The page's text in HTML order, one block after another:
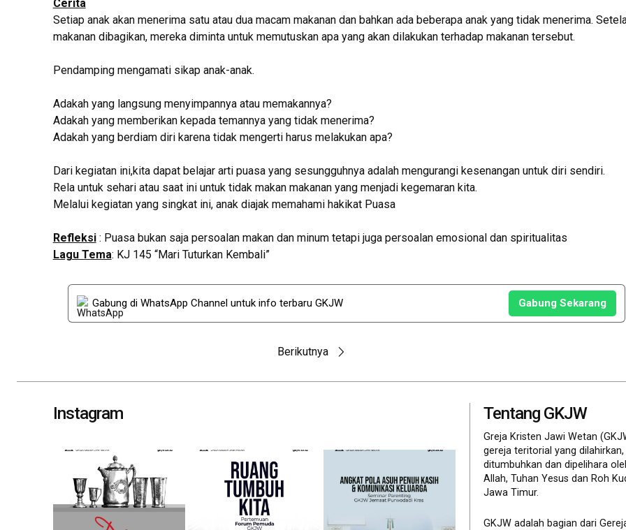
Cerita
Setiap anak akan menerima satu atau dua macam makanan dan bahkan ada beberapa anak yang tidak menerima.
makanan dibagikan, mereka diminta untuk memutuskan apa yang akan dilakukan terhadap makanan tersebut.
Pendamping mengamati sikap anak-anak.
Adakah yang langsung menyimpannya atau memakannya?
Adakah yang memberikan kepada temannya yang tidak menerima?
Adakah yang berdiam diri karena tidak mengerti harus melakukan apa?
Dari kegiatan ini,kita dapat belajar arti puasa yang sesungguhnya adalah mengurangi kesenangan untuk diri sendiri.
Rela untuk sehari atau saat ini untuk tidak makan makanan yang menjadi kegemaran kita.
Melalui kegiatan yang singkat ini, anak diajak memahami hakikat Puasa
Refleksi: Puasa bukan saja persoalan makan dan minum tetapi juga persoalan emosional dan spiritualitas
Lagu Tema: KJ 145 “Mari Tuturkan Kembali”
Gabung di WhatsApp Channel untuk info terbaru GKJW Gabung Sekarang
navigation
Berikutnya
Instagram Tentang GKJW
Greja Kristen Jawi Wetan
gereja teritorial yang dilahirkan,
ditumbuhkan dan dipelihara
Allah, Tuhan Yesus dan Roh
Jawa Timur.
GKJW adalah bagian dari